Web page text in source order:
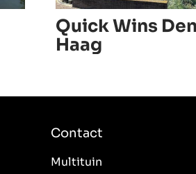
Quick Wins
Haag
Contact
Multituin